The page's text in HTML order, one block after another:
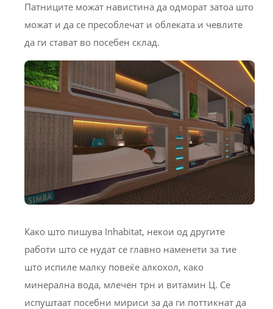
Патниците можат навистина да одморат затоа што
можат и да се пресоблечат и облеката и чевлите
да ги стават во посебен склад.
Како што пишува Inhabitat, некои од другите
работи што се нудат се главно наменети за тие
што испиле малку повеќе алкохол, како
минерална вода, млечен трн и витамин Ц. Се
испуштаат посебни мириси за да ги поттикнат да